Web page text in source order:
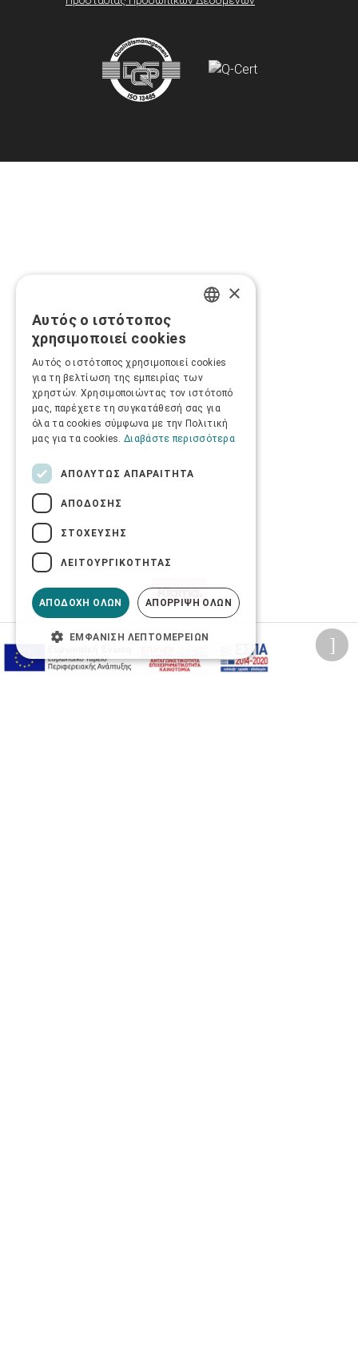
Όροι Χρήσης Ιστοσελίδας
×
Αυτός ο ιστότοπος
χρησιμοποιεί cookies
Αυτός ο ιστότοπος χρησιμοποιεί cookies
για τη βελτίωση της εμπειρίας των
χρηστών. Χρησιμοποιώντας τον ιστότοπό
μας, παρέχετε τη συγκατάθεσή σας για
όλα τα cookies σύμφωνα με την Πολιτική
μας για τα cookies. Διαβάστε περισσότερα
ΑΠΟΛΎΤΩΣ ΑΠΑΡΑΊΤΗΤΑ
ΑΠΌΔΟΣΗΣ
ΣΤΌΧΕΥΣΗΣ
ΛΕΙΤΟΥΡΓΙΚΌΤΗΤΑΣ
ΑΠΟΔΟΧΉ ΌΛΩΝ ΑΠΌΡΡΙΨΗ ΌΛΩΝ
ΕΜΦΆΝΙΣΗ ΛΕΠΤΟΜΕΡΕΙΏΝ